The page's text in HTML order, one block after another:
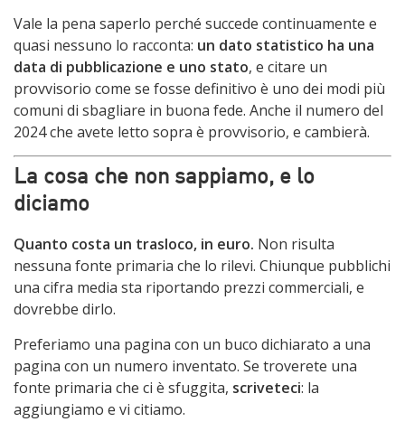
Vale la pena saperlo perché succede continuamente e
quasi nessuno lo racconta: un dato statistico ha una
data di pubblicazione e uno stato, e citare un
provvisorio come se fosse definitivo è uno dei modi più
comuni di sbagliare in buona fede. Anche il numero del
2024 che avete letto sopra è provvisorio, e cambierà.
La cosa che non sappiamo, e lo
diciamo
Quanto costa un trasloco, in euro. Non risulta
nessuna fonte primaria che lo rilevi. Chiunque pubblichi
una cifra media sta riportando prezzi commerciali, e
dovrebbe dirlo.
Preferiamo una pagina con un buco dichiarato a una
pagina con un numero inventato. Se troverete una
fonte primaria che ci è sfuggita, scriveteci: la
aggiungiamo e vi citiamo.